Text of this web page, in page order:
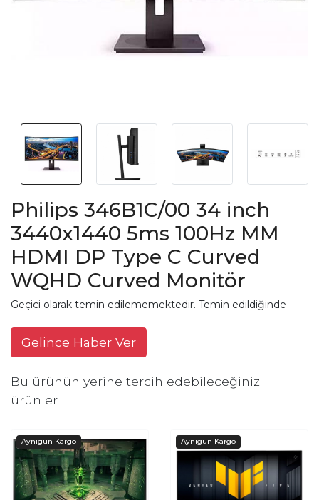
Philips 346B1C/00 34 inch
3440x1440 5ms 100Hz MM
HDMI DP Type C Curved
WQHD Curved Monitör
Geçici olarak temin edilememektedir. Temin edildiğinde
Gelince Haber Ver
Bu ürünün yerine tercih edebileceğiniz
ürünler